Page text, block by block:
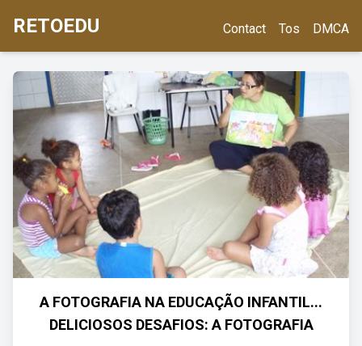
RETOEDU Contact Tos DMCA
A FOTOGRAFIA NA EDUCAÇÃO INFANTIL...
DELICIOSOS DESAFIOS: A FOTOGRAFIA